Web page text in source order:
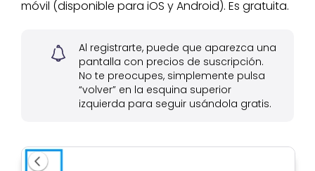
móvil (disponible para iOS y Android). Es gratuita.
Al registrarte, puede que aparezca una
pantalla con precios de suscripción.
No te preocupes, simplemente pulsa
“volver” en la esquina superior
izquierda para seguir usándola gratis.